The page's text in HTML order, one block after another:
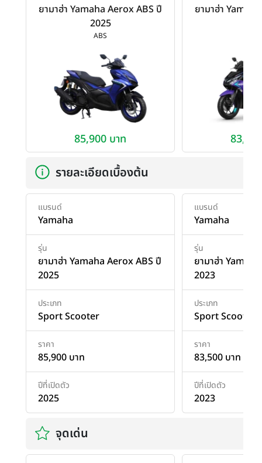
ยามาฮ่า Yamaha Aerox ABS ปี
2025
ABS
85,900 บาท
ยามาฮ่า
รายละเอียดเบื้องต้น
แบรนด์
Yamaha
รุ่น
ยามาฮ่า Yamaha Aerox ABS ปี
2025
ประเภท
Sport Scooter
ราคา
85,900 บาท
ปีที่เปิดตัว
2025
แบรนด์
Yamaha
รุ่น
ยามาฮ่า
2023
ประเภท
Sport Scooter
ราคา
83,500 บาท
ปีที่เปิดตัว
2023
จุดเด่น